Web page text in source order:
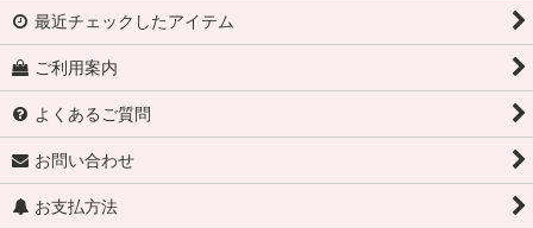
最近チェックしたアイテム
ご利用案内
よくあるご質問
お問い合わせ
お支払方法